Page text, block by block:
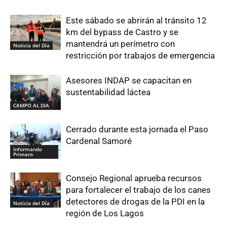
Noticia del Día
Este sábado se abrirán al tránsito 12
km del bypass de Castro y se
mantendrá un perímetro con
restricción por trabajos de emergencia
CAMPO AL DIA
Asesores INDAP se capacitan en
sustentabilidad láctea
Informando
Primero
Cerrado durante esta jornada el Paso
Cardenal Samoré
Noticia del Día
Consejo Regional aprueba recursos
para fortalecer el trabajo de los canes
detectores de drogas de la PDI en la
región de Los Lagos